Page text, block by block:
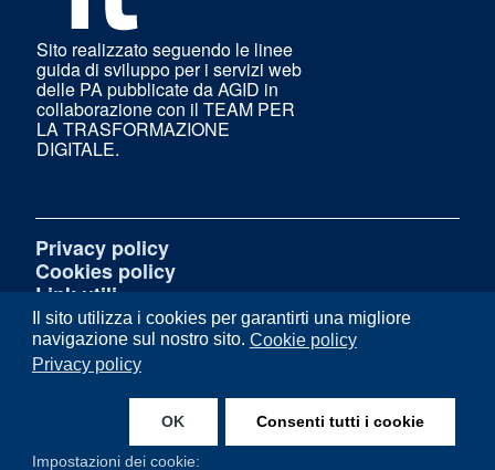
Il sito utilizza i cookies per garantirti una migliore
navigazione sul nostro sito. Cookie policy
Privacy policy
OK Consenti tutti i cookie
Impostazioni dei cookie:
Sito realizzato seguendo le linee
guida di sviluppo per i servizi web
delle PA pubblicate da AGID in
collaborazione con il TEAM PER
LA TRASFORMAZIONE
DIGITALE.
Privacy policy
Cookies policy
Link utili
Feedback accessibilità
Amministrazione trasparente
Mappa del sito
Facebook
Instagram